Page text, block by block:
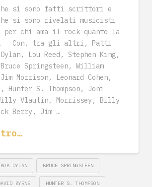
si sono fatti scrittori e
si sono rivelati musicisti
per chi ama il rock quanto la
Con, tra gli altri, Patti
Lou Reed, Stephen King,
Springsteen, William
Morrison, Leonard Cohen,
Hunter S. Thompson, Joni
Vlautin, Morrissey, Billy
Berry, Jim …
BOB DYLAN BRUCE SPRINGSTEEN
BYRNE HUNTER S. THOMPSON